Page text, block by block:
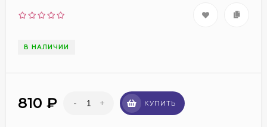
В НАЛИЧИИ
810 ₽ - + КУПИТЬ